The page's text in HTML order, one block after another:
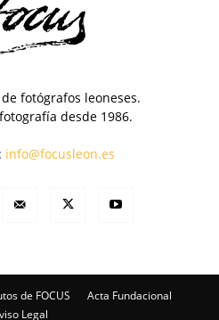
fotógrafos leoneses.
desde 1986.
info@focusleon.es
de FOCUS
Acta Fundacional
Legal